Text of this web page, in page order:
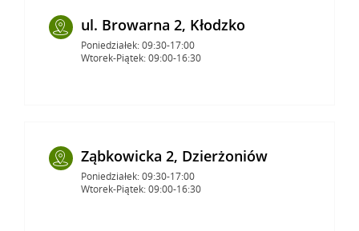
ul. Browarna 2, Kłodzko
Poniedziałek: 09:30-17:00
Wtorek-Piątek: 09:00-16:30
Ząbkowicka 2, Dzierżoniów
Poniedziałek: 09:30-17:00
Wtorek-Piątek: 09:00-16:30